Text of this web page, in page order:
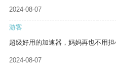
2024-08-07
游客
超级好用的加速器，妈妈再也不用担
2024-08-07